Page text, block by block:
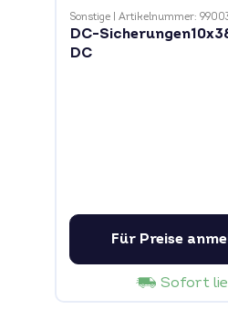
Sonstige Artikelnummer:
DC-
DC
Für Preise
Sofort